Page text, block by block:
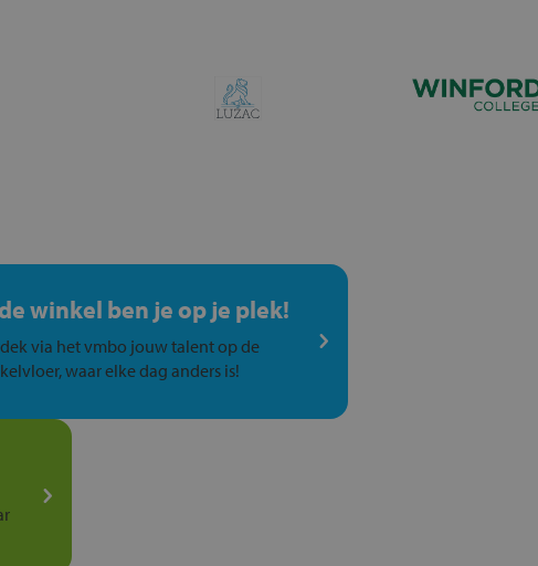
winkel ben je op je plek!
via het vmbo jouw talent op de
waar elke dag anders is!